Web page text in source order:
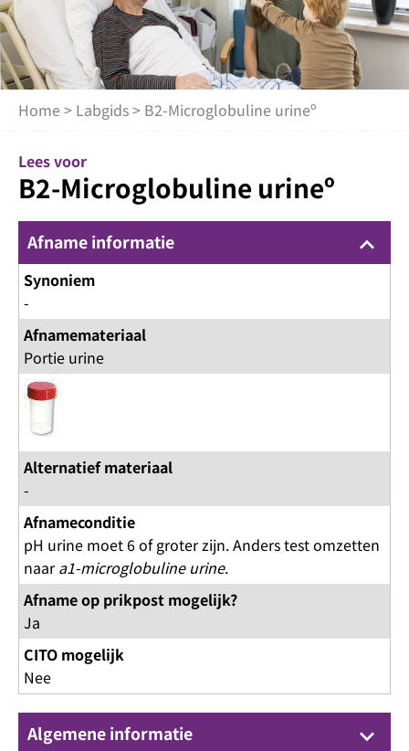
Home > Labgids> B2-Microglobuline urineº
Lees voor
B2-Microglobuline urineº
Afname informatie keyboard_arrow_up
Synoniem
-
Afnamemateriaal
Portie urine
Alternatief materiaal
-
Afnameconditie
pH urine moet 6 of groter zijn. Anders test omzetten
naara1-microglobuline urine.
Afname op prikpost mogelijk?
Ja
CITO mogelijk
Nee
Algemene informatie keyboard_arrow_down